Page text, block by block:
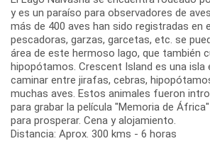
y es un paraíso para observadores de
más de 400 aves han sido registradas en
pescadoras, garzas, garcetas, etc. se
área de este hermoso lago, que también
hipopótamos. Crescent Island es una isla
caminar entre jirafas, cebras,
muchas aves. Estos animales fueron
para grabar la película "Memoria de
para prosperar. Cena y alojamiento.
Distancia: Aprox. 300 kms - 6 horas